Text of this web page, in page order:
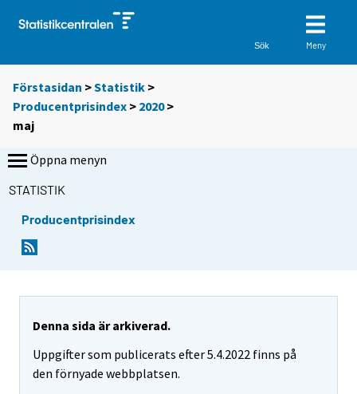
Sök Meny
Förstasidan >Statistik >
Producentprisindex > 2020>
maj
Öppna menyn
STATISTIK
Producentprisindex
Denna sida är arkiverad.
Uppgifter som publicerats efter 5.4.2022 finns på
den förnyade webbplatsen.